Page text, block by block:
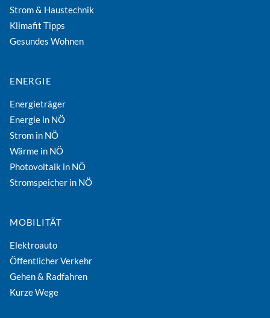
Strom & Haustechnik
Klimafit Tipps
Gesundes Wohnen
ENERGIE
Energieträger
Energie in NÖ
Strom in NÖ
Wärme in NÖ
Photovoltaik in NÖ
Stromspeicher in NÖ
MOBILITÄT
Elektroauto
Öffentlicher Verkehr
Gehen & Radfahren
Kurze Wege